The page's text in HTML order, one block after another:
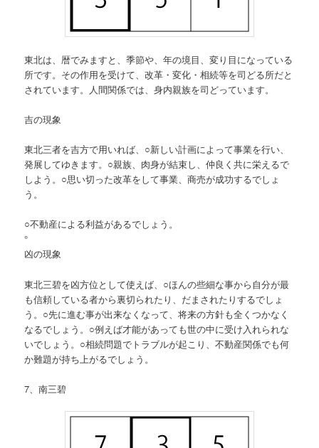
東北は、暦でみますと、季節や、年の境目、変り目になっている
所です。その作用を受けて、改革・変化・相続等を司どる所だと
されています。人間関係では、身内親族を司どっています。
吉の現象
東北三者を吉方で用いれば、○新しい計画によって事業を行い、
発展してゆきます。○親族、肉身が結束し、仲良く共に栄えるで
しよう。○思い切った改革をして事業、商売が成功するでしょ
う。
○不動産による利益があるでしょう。
°
凶の現象
東北三碧を凶方位として使えば、○ほんの些細な事から自分が最
も信頼している者から裏切られたり、だまされたりするでしょ
う。○先に進む事が出来なくなって、将来の方針も全くつかなく
なるでしょう。○例えば才能があっても世の中に受け入れられな
いでしょう。○相続問題でトラブルが起こり、不動産関係でも何
か難題が持ち上がるでしょう。
7、南三碧